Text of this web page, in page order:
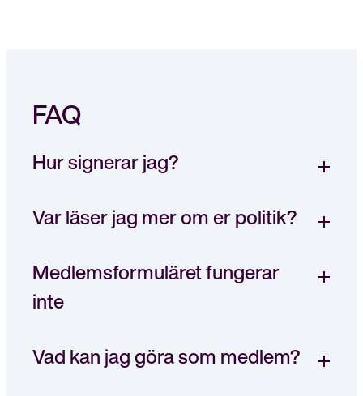
FAQ
Hur signerar jag?
Var läser jag mer om er politik?
Medlemsformuläret fungerar
inte
Vad kan jag göra som medlem?